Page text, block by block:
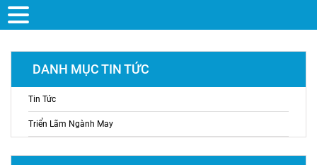
DANH MỤC TIN TỨC
Tin Tức
Triển Lãm Ngành May